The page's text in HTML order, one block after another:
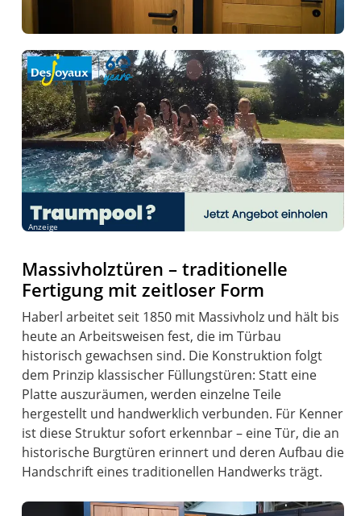
Anzeige
Massivholztüren – traditionelle
Fertigung mit zeitloser Form
Haberl arbeitet seit 1850 mit Massivholz und hält bis
heute an Arbeitsweisen fest, die im Türbau
historisch gewachsen sind. Die Konstruktion folgt
dem Prinzip klassischer Füllungstüren: Statt eine
Platte auszuräumen, werden einzelne Teile
hergestellt und handwerklich verbunden. Für Kenner
ist diese Struktur sofort erkennbar – eine Tür, die an
historische Burgtüren erinnert und deren Aufbau die
Handschrift eines traditionellen Handwerks trägt.